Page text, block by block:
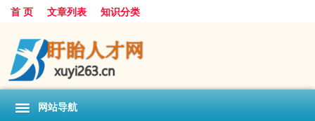
首 页 文章列表 知识分类
网站导航